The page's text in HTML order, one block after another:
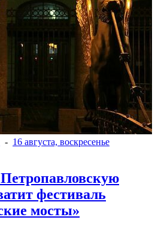
- 16 августа, воскресенье
фестиваль
мосты»